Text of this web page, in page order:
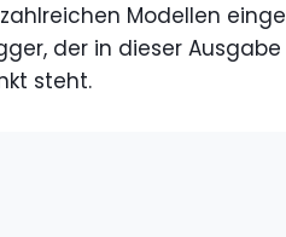
Modellen
der in dieser Ausgabe
steht.